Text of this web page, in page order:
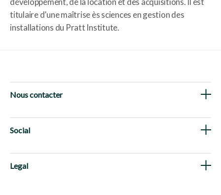
titulaire d’une maîtrise ès sciences en gestion des
installations du Pratt Institute.
Nous contacter
Social
Legal